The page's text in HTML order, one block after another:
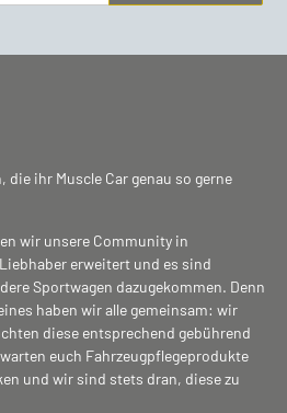
ihr Muscle Car genau so gerne
wir unsere Community in
erweitert und es sind
Sportwagen dazugekommen. Denn
haben wir alle gemeinsam: wir
diese entsprechend gebührend
euch Fahrzeugpflegeprodukte
und wir sind stets dran, diese zu